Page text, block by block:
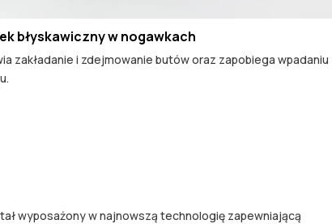
błyskawiczny w nogawkach
zakładanie i zdejmowanie butów oraz zapobiega wpadaniu
wyposażony w najnowszą technologię zapewniającą